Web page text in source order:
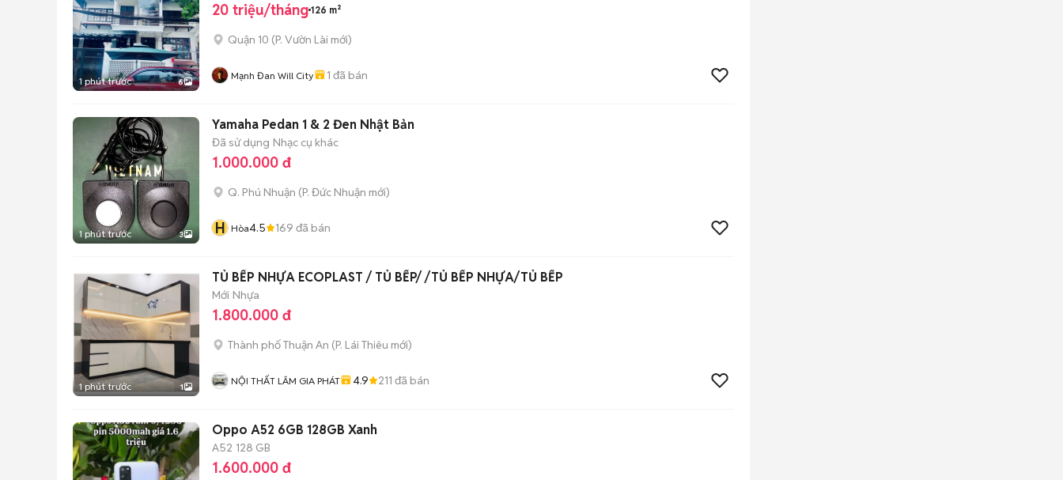
1 phút trước 6
20 triệu/tháng 126 m²
Quận 10 (P. Vườn Lài mới)
Mạnh Đan Will City 1 đã bán
1 phút trước 3
Yamaha Pedan 1 & 2 Đen Nhật Bản
Đã sử dụng Nhạc cụ khác
1.000.000 đ
Q. Phú Nhuận (P. Đức Nhuận mới)
H Hòa4.5 169 đã bán
1 phút trước 1
TỦ BẾP NHỰA ECOPLAST / TỦ BẾP/ /TỦ BẾP NHỰA/TỦ BẾP
Mới Nhựa
1.800.000 đ
Thành phố Thuận An (P. Lái Thiêu mới)
NỘI THẤT LÂM GIA PHÁT 4.9 211 đã bán
Oppo A52 6GB 128GB Xanh
A52 128 GB
1.600.000 đ